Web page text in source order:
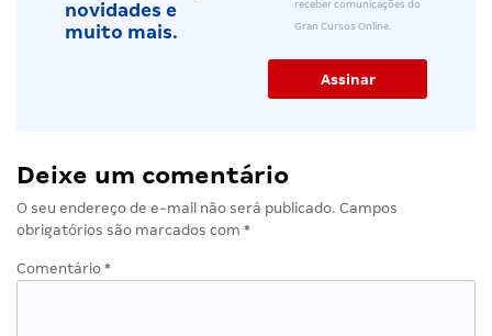
novidades e
muito mais.
receber comunicações do
Gran Cursos Online.
Deixe um comentário
O seu endereço de e-mail não será publicado. Campos
obrigatórios são marcados com *
Comentário *